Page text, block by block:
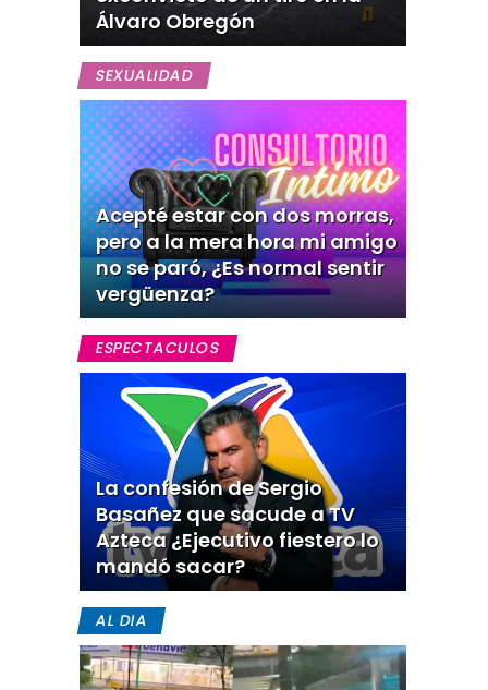
Álvaro Obregón
SEXUALIDAD
Acepté estar con dos morras,
pero a la mera hora mi amigo
no se paró, ¿Es normal sentir
vergüenza?
ESPECTACULOS
La confesión de Sergio
Basañez que sacude a TV
Azteca ¿Ejecutivo fiestero lo
mandó sacar?
AL DIA